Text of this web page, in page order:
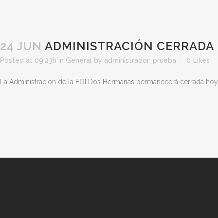
24 JUN ADMINISTRACIÓN
Posted at 09:23h in General by administrador_prueba 0 Likes
La Administración de la EOI Dos Hermanas permanecerá cerrada